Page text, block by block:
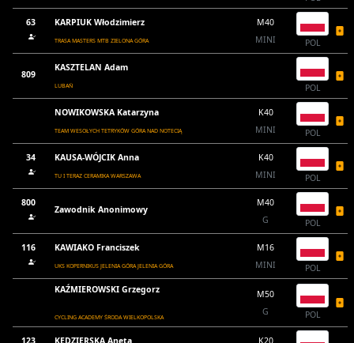
63 KARPIUK Włodzimierz
TRASA MASTERS MTB ZIELONA GÓRA
M40
MINI
POL
809
KASZTELAN Adam
LUBAŃ POL
NOWIKOWSKA Katarzyna
TEAM WESOŁYCH TETRYKÓW GÓRA NAD NOTECIĄ
K40
MINI
POL
34 KAUSA-WÓJCIK Anna
TU I TERAZ CERAMIKA WARSZAWA
K40
MINI
POL
800
Zawodnik Anonimowy
M40
G
POL
116 KAWIAKO Franciszek
UKS KOPERNIKUS JELENIA GÓRA JELENIA GÓRA
M16
MINI
POL
KAŹMIEROWSKI Grzegorz
CYCLING ACADEMY ŚRODA WIELKOPOLSKA
M50
G
POL
123 KĘDZIERSKA Aneta
K20